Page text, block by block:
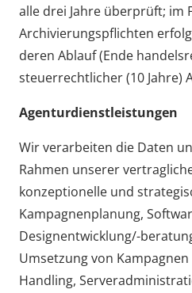
alle drei Jahre überprüft; im
Archivierungspflichten
deren Ablauf (Ende
steuerrechtlicher (10 Jahre)
Agenturdienstleistungen
Wir verarbeiten die Daten
Rahmen unserer
konzeptionelle und
Kampagnenplanung,
Designentwicklung/-
Umsetzung von
Handling,